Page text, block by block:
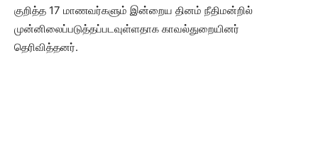
குறித்த 17 மாணவர்களும் இன்றைய தினம் நீதிமன்றில்
முன்னிலைப்படுத்தப்படவுள்ளதாக காவல்துறையினர்
தெரிவித்தனர்.